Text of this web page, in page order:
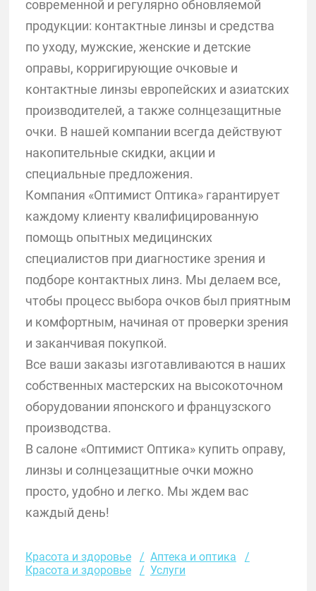
современной и регулярно обновляемой
продукции: контактные линзы и средства
по уходу, мужские, женские и детские
оправы, корригирующие очковые и
контактные линзы европейских и азиатских
производителей, а также солнцезащитные
очки. В нашей компании всегда действуют
накопительные скидки, акции и
специальные предложения.
Компания «Оптимист Оптика» гарантирует
каждому клиенту квалифицированную
помощь опытных медицинских
специалистов при диагностике зрения и
подборе контактных линз. Мы делаем все,
чтобы процесс выбора очков был приятным
и комфортным, начиная от проверки зрения
и заканчивая покупкой.
Все ваши заказы изготавливаются в наших
собственных мастерских на высокоточном
оборудовании японского и французского
производства.
В салоне «Оптимист Оптика» купить оправу,
линзы и солнцезащитные очки можно
просто, удобно и легко. Мы ждем вас
каждый день!
Красота и здоровье
Аптека и оптика
Красота и здоровье
Услуги